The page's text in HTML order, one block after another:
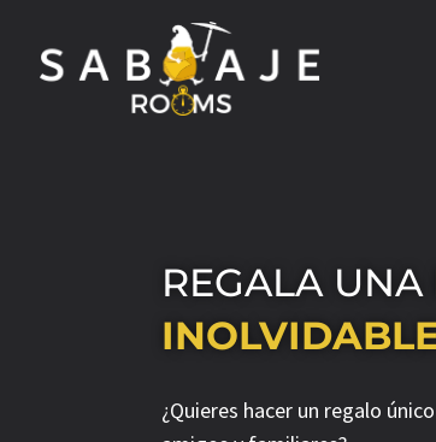
REGALA UNA
¿Quieres hacer un regalo